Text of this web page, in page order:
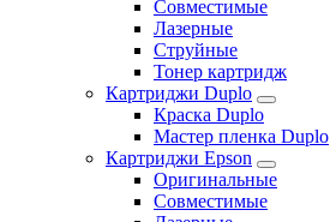
Совместимые
Лазерные
Струйные
Тонер картридж
Картриджи Duplo
Краска Duplo
Мастер пленка Duplo
Картриджи Epson
Оригинальные
Совместимые